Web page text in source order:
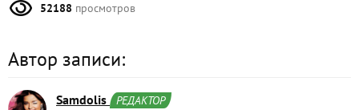
52188 просмотров
Автор записи:
Samdolis РЕДАКТОР